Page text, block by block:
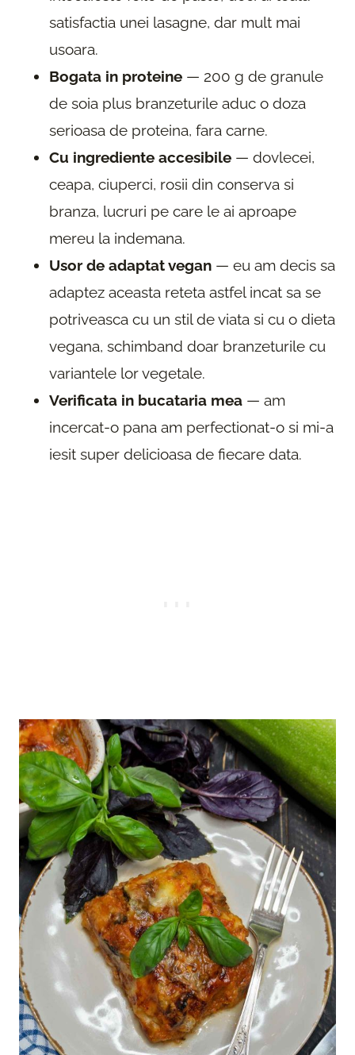
satisfactia unei lasagne, dar mult mai
usoara.
Bogata in proteine — 200 g de granule
de soia plus branzeturile aduc o doza
serioasa de proteina, fara carne.
Cu ingrediente accesibile — dovlecei,
ceapa, ciuperci, rosii din conserva si
branza, lucruri pe care le ai aproape
mereu la indemana.
Usor de adaptat vegan — eu am decis sa
adaptez aceasta reteta astfel incat sa se
potriveasca cu un stil de viata si cu o dieta
vegana, schimband doar branzeturile cu
variantele lor vegetale.
Verificata in bucataria mea — am
incercat-o pana am perfectionat-o si mi-a
iesit super delicioasa de fiecare data.